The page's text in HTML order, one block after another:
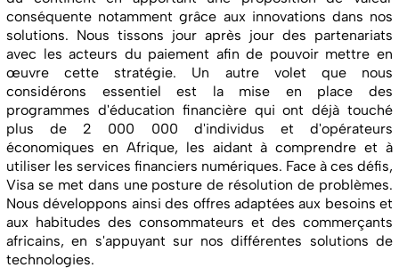
conséquente notamment grâce aux innovations dans nos
solutions. Nous tissons jour après jour des partenariats
avec les acteurs du paiement afin de pouvoir mettre en
œuvre cette stratégie. Un autre volet que nous
considérons essentiel est la mise en place des
programmes d'éducation financière qui ont déjà touché
plus de 2 000 000 d'individus et d'opérateurs
économiques en Afrique, les aidant à comprendre et à
utiliser les services financiers numériques. Face à ces défis,
Visa se met dans une posture de résolution de problèmes.
Nous développons ainsi des offres adaptées aux besoins et
aux habitudes des consommateurs et des commerçants
africains, en s'appuyant sur nos différentes solutions de
technologies.